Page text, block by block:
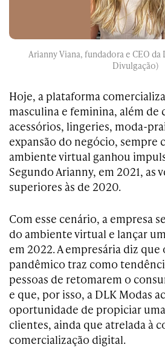
Arianny Viana, fundadora e CEO
Divulgação)
Hoje, a plataforma
masculina e feminina, além de
acessórios, lingeries, moda-
expansão do negócio, sempre
ambiente virtual ganhou
Segundo Arianny, em 2021, as
superiores às de 2020.
Com esse cenário, a empresa
do ambiente virtual e lançar
em 2022. A empresária diz
pandêmico traz como
pessoas de retomarem o
e que, por isso, a DLK Modas
oportunidade de propiciar
clientes, ainda que atrelada à
comercialização digital.